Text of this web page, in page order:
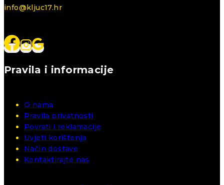
info@kljuc17.hr
Pravila i informacije
O nama
Pravila privatnosti
Povrati i reklamacije
Uvjeti korištenja
Način dostave
Kontaktirajte nas